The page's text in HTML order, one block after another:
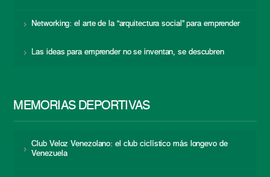
Networking: el arte de la “arquitectura social” para emprender
Las ideas para emprender no se inventan, se descubren
MEMORIAS DEPORTIVAS
Club Veloz Venezolano: el club ciclístico más longevo de
Venezuela